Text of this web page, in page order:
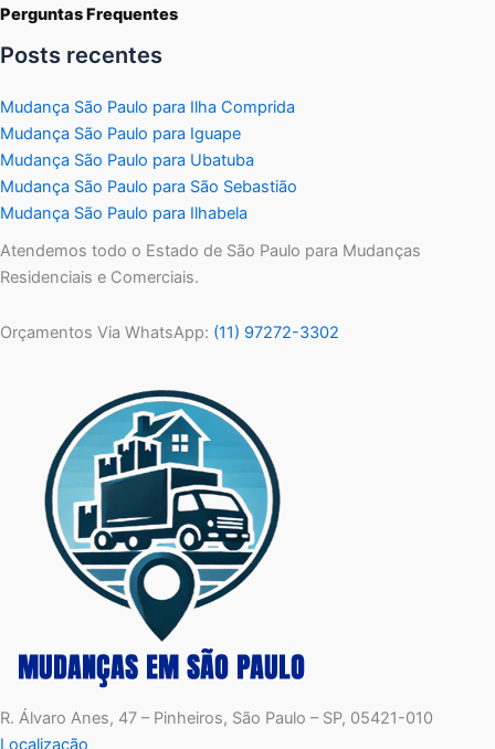
Perguntas Frequentes
Posts recentes
Mudança São Paulo para Ilha Comprida
Mudança São Paulo para Iguape
Mudança São Paulo para Ubatuba
Mudança São Paulo para São Sebastião
Mudança São Paulo para Ilhabela
Atendemos todo o Estado de São Paulo para Mudanças
Residenciais e Comerciais.
Orçamentos Via WhatsApp: (11) 97272-3302
R. Álvaro Anes, 47 – Pinheiros, São Paulo – SP, 05421-010